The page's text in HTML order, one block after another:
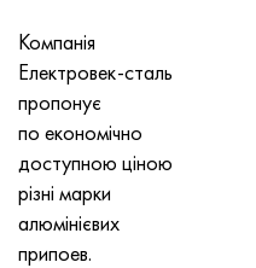
Компанія
Електровек-сталь
пропонує
по економічно
доступною ціною
різні марки
алюмінієвих
припоев.